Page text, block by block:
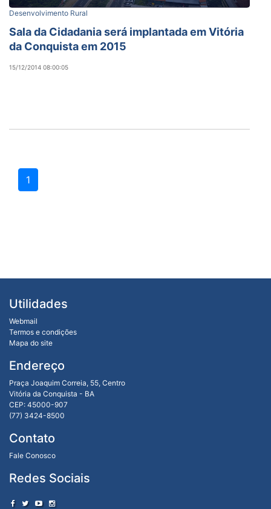
Desenvolvimento Rural
Sala da Cidadania será implantada em Vitória
da Conquista em 2015
15/12/2014 08:00:05
1
Utilidades
Webmail
Termos e condições
Mapa do site
Endereço
Praça Joaquim Correia, 55, Centro
Vitória da Conquista - BA
CEP: 45000-907
(77) 3424-8500
Contato
Fale Conosco
Redes Sociais